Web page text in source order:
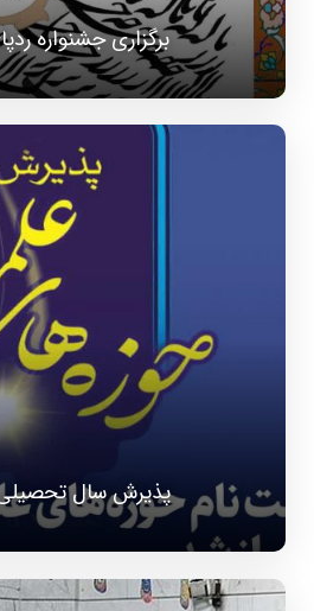
برگزاری جشنواره
پذیرش سال تحصیلی ۰۲-